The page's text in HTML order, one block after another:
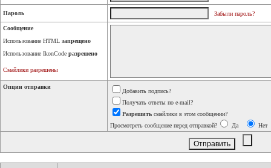
Пароль Забыли пароль?
Сообщение
Использование HTML запрещено
Использование IkonCode разрешено
Смайлики разрешены
Опции отправки
Добавить подпись?
Получать ответы по e-mail?
Разрешить смайлики в этом сообщении?
Просмотреть сообщение перед отправкой?
Да Нет